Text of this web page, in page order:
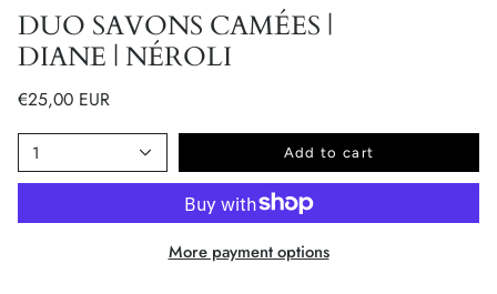
DUO SAVONS CAMÉES |
DIANE | NÉROLI
€25,00 EUR
1 Add to cart
More payment options